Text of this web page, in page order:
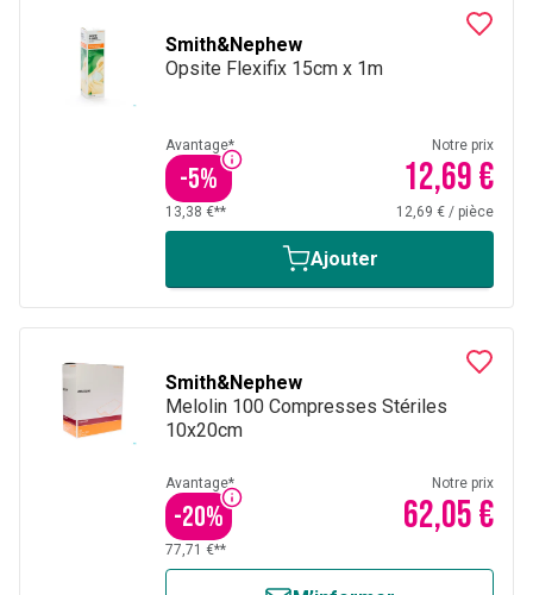
Smith&Nephew
Opsite Flexifix 15cm x 1m
Avantage*
-5%
Notre prix
12,69 €
13,38 €** 12,69 € / pièce
Ajouter
Smith&Nephew
Melolin 100 Compresses Stériles
10x20cm
Avantage*
-20%
Notre prix
62,05 €
77,71 €**